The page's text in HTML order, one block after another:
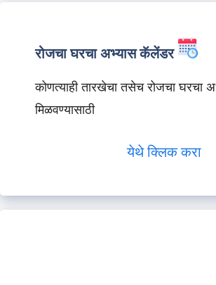
रोजचा घरचा अभ्यास कॅलेंडर
कोणत्याही तारखेचा तसेच रोजचा घरचा
मिळवण्यासाठी
येथे क्लिक करा